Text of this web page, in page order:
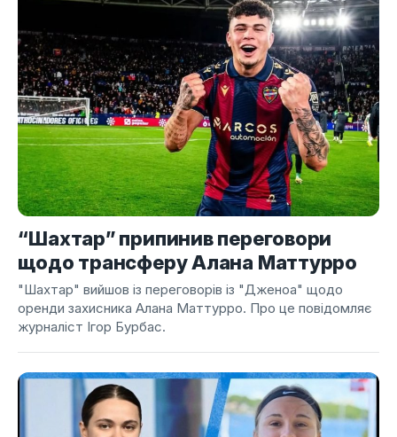
“Шахтар” припинив переговори
щодо трансферу Алана Маттурро
"Шахтар" вийшов із переговорів із "Дженоа" щодо
оренди захисника Алана Маттурро. Про це повідомляє
журналіст Ігор Бурбас.